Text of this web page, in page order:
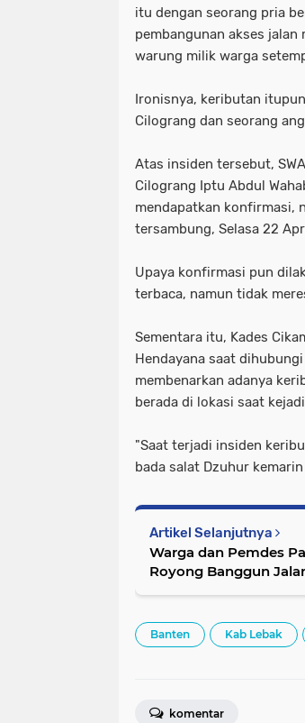
itu dengan seorang pria
pembangunan akses jalan
warung milik warga
Ironisnya, keributan
Cilograng dan seorang
Atas insiden tersebut,
Cilograng Iptu Abdul
mendapatkan konfirmasi,
tersambung, Selasa 22
Upaya konfirmasi pun
terbaca, namun tidak
Sementara itu, Kades
Hendayana saat
membenarkan adanya
berada di lokasi saat
"Saat terjadi insiden
bada salat Dzuhur
Artikel Selanjutnya
Warga dan Pemdes
Royong Banggun
Banten Kab Lebak
komentar